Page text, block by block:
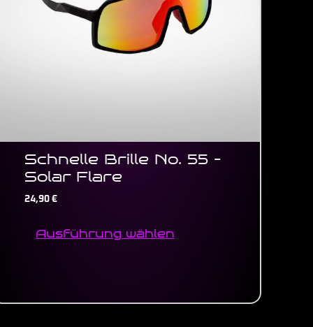
Schnelle Brille No. 55 –
Solar Flare
24,90 €
Ausführung wählen
Optionen
können